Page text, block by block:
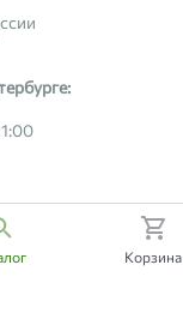
Корзина